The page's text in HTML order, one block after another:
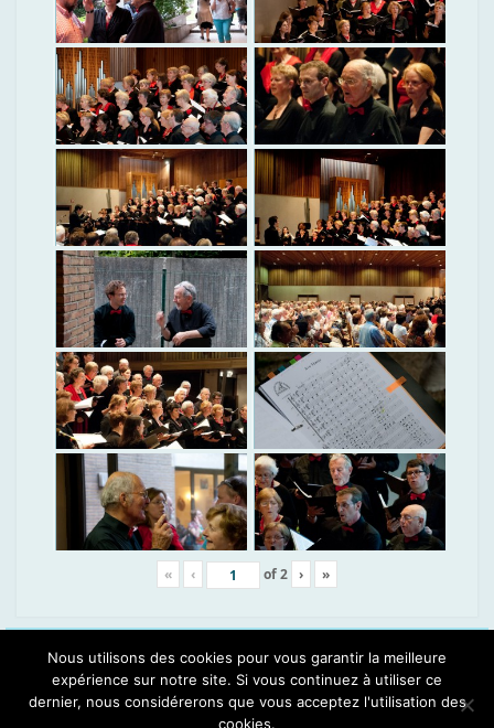
« ‹ of2 › »
Espace Choristes Se connecter
Copyright © 2020. All Rights Reserved.
Nous utilisons des cookies pour vous garantir la meilleure
expérience sur notre site. Si vous continuez à utiliser ce
dernier, nous considérerons que vous acceptez l'utilisation des
cookies.